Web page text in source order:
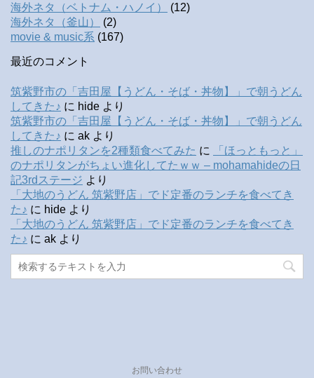
海外ネタ（ベトナム・ハノイ）
(12)
海外ネタ（釜山）
(2)
movie & music系 (167)
最近のコメント
筑紫野市の「吉田屋【うどん・そば・丼物】」で朝うどん
してきた♪ に hide より
筑紫野市の「吉田屋【うどん・そば・丼物】」で朝うどん
してきた♪ に ak より
推しのナポリタンを2種類食べてみた に
「ほっともっと」
のナポリタンがちょい進化してたｗｗ – mohamahideの日
記3rdステージ より
「大地のうどん 筑紫野店」でド定番のランチを食べてき
た♪ に hide より
「大地のうどん 筑紫野店」でド定番のランチを食べてき
た♪ に ak より
お問い合わせ